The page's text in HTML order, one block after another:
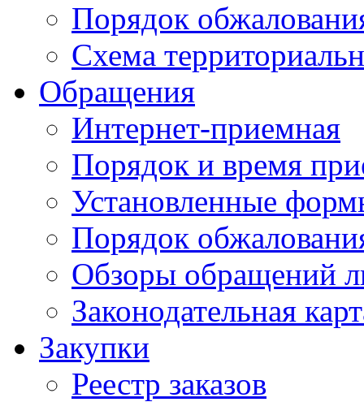
Порядок
Схема
Обращения
Интернет-приемная
Порядок и время
Установленные
Порядок
Обзоры обращений
Законодательная
Закупки
Реестр заказов